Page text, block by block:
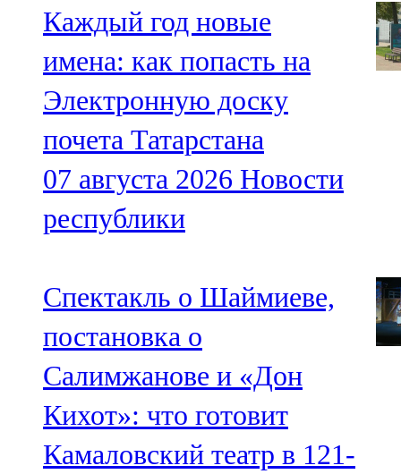
Каждый год новые
имена: как попасть на
Электронную доску
почета Татарстана
07 августа 2026 Новости
республики
Спектакль о Шаймиеве,
постановка о
Салимжанове и «Дон
Кихот»: что готовит
Камаловский театр в 121-